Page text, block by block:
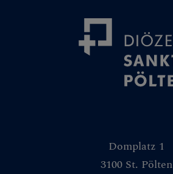
Domplatz 1
3100 St. Pölten